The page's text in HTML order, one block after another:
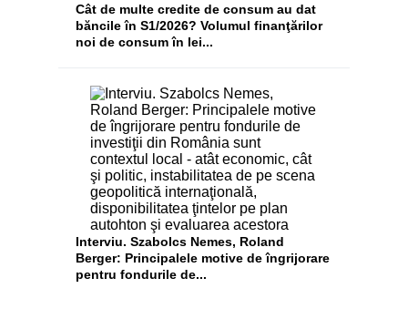
Cât de multe credite de consum au dat
băncile în S1/2026? Volumul finanţărilor
noi de consum în lei...
Interviu. Szabolcs Nemes, Roland
Berger: Principalele motive de îngrijorare
pentru fondurile de...